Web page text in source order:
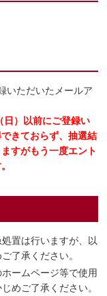
いただいたメールア
）以前にご登録い
きておらず、抽選結
すがもう一度エント
置は行いますが、以
了承ください。
ームページ等で使用
めご了承ください。